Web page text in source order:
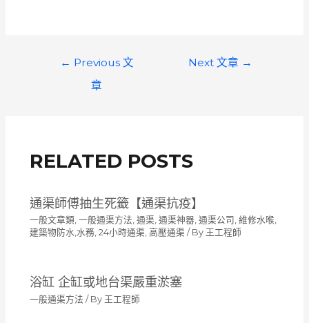
← Previous 文
章
Next 文章 →
RELATED POSTS
通渠師傅抽生死籤【通渠抗疫】
一般文章類, 一般通渠方法, 通渠, 通渠神器, 通渠公司, 維修水喉,
建築物防水,水務, 24小時通渠, 高壓通渠 / By 王工程師
浴缸 企缸或地台渠嚴重淤塞
一般通渠方法 / By 王工程師